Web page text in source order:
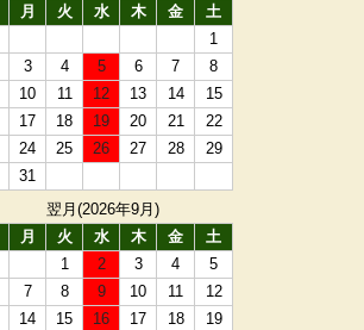
月 火 水 木 金
土
1
3 4 5 6 7
8
10 11 12 13 14
15
17 18 19 20 21
22
24 25 26 27 28
29
31
翌月(2026年9月)
月 火 水 木 金
土
1
2 3 4
5
7 8 9 10 11
12
14 15 16 17 18
19